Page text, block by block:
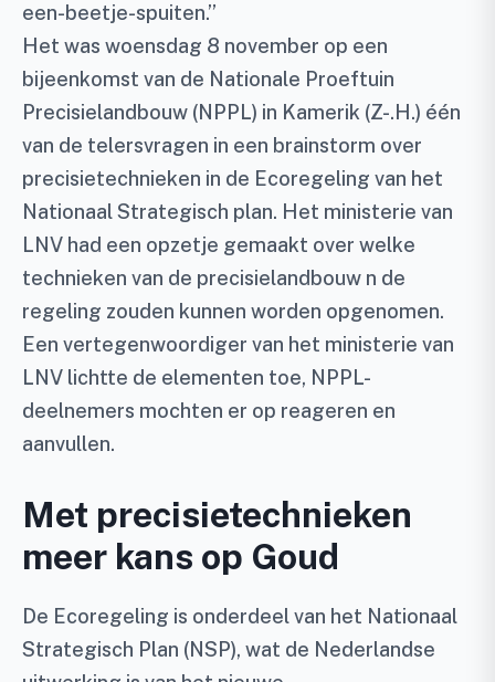
een-beetje-spuiten.”
Het was woensdag 8 november op een
bijeenkomst van de Nationale Proeftuin
Precisielandbouw (NPPL) in Kamerik (Z-.H.) één
van de telersvragen in een brainstorm over
precisietechnieken in de Ecoregeling van het
Nationaal Strategisch plan. Het ministerie van
LNV had een opzetje gemaakt over welke
technieken van de precisielandbouw n de
regeling zouden kunnen worden opgenomen.
Een vertegenwoordiger van het ministerie van
LNV lichtte de elementen toe, NPPL-
deelnemers mochten er op reageren en
aanvullen.
Met precisietechnieken
meer kans op Goud
De Ecoregeling is onderdeel van het Nationaal
Strategisch Plan (NSP), wat de Nederlandse